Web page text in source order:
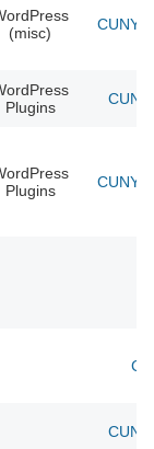
(misc)
CUNY
Plugins
Plugins
CUNY